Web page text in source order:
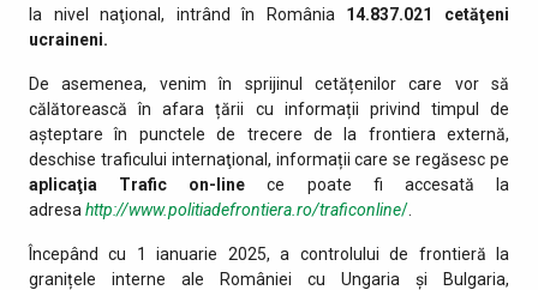
la nivel naţional, intrând în România 14.837.021 cetăţeni
ucraineni.
De asemenea, venim în sprijinul cetățenilor care vor să
călătorească în afara țării cu informații privind timpul de
așteptare în punctele de trecere de la frontiera externă,
deschise traficului internaţional, informații care se regăsesc pe
aplicaţia Trafic on-line ce poate fi accesată la
adresa http://www.politiadefrontiera.ro/traficonline/
Începând cu 1 ianuarie 2025, a controlului de frontieră la
granițele interne ale României cu Ungaria și Bulgaria,